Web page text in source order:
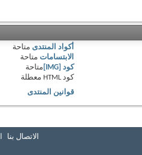
أكواد المنتدى متاحة
الابتسامات متاحة
كود [IMG]
متاحة
كود HTML
معطلة
قوانين المنتدى
الاتصال بنا